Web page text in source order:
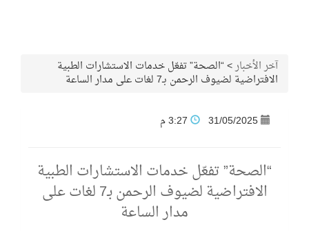
آخر الأخبار>“الصحة” تفعّل خدمات الاستشارات الطبية
الافتراضية لضيوف الرحمن بـ7 لغات على مدار الساعة
31/05/2025
“الصحة” تفعّل خدمات الاستشارات الطبية
الافتراضية لضيوف الرحمن بـ7 لغات على
مدار الساعة